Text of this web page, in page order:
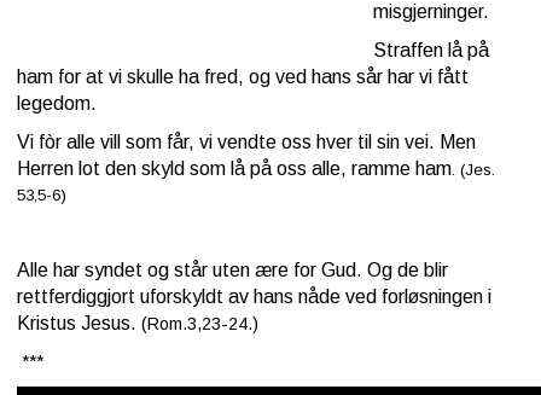
misgjerninger.
Straffen lå på
ham for at vi skulle ha fred, og ved hans sår har vi fått
legedom.
Vi fòr alle vill som får, vi vendte oss hver til sin vei. Men
Herren lot den skyld som lå på oss alle, ramme ham. (Jes.
53,5-6)
Alle har syndet og står uten ære for Gud. Og de blir
rettferdiggjort uforskyldt av hans nåde ved forløsningen i
Kristus Jesus. (Rom.3,23-24.)
***